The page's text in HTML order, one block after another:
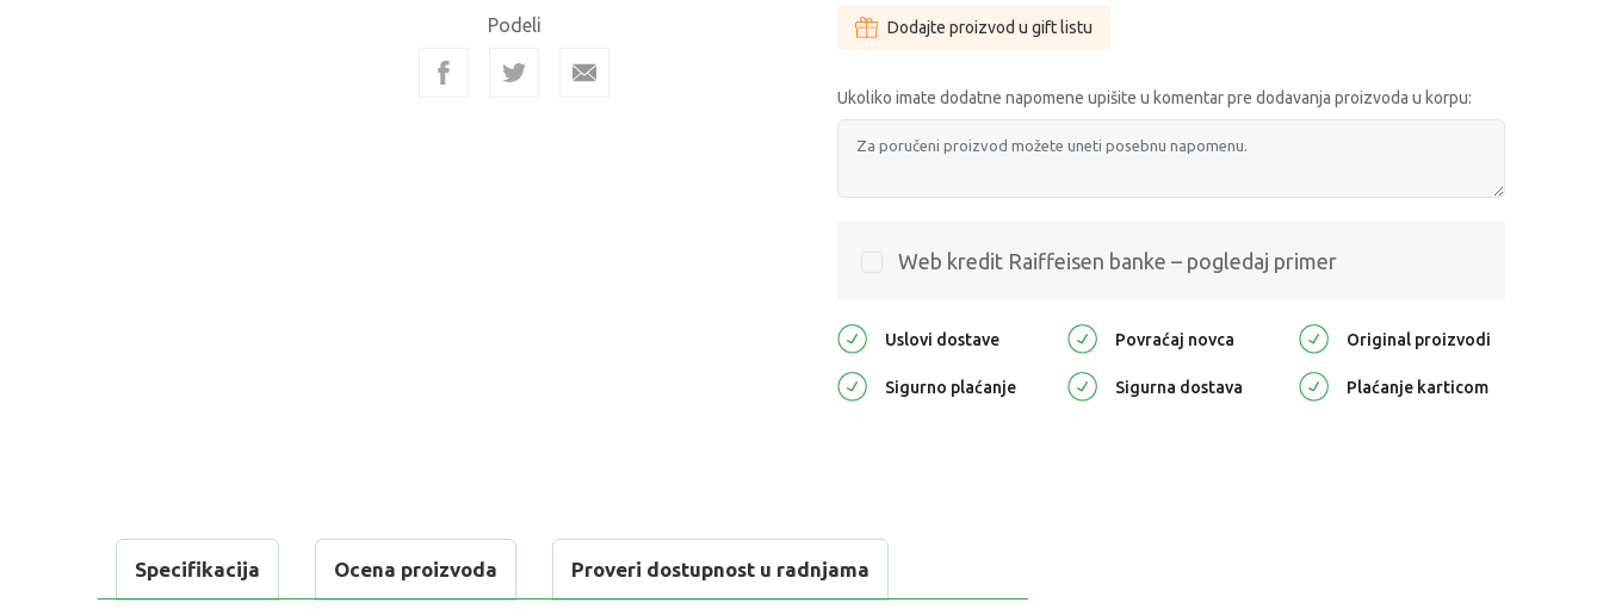
Podeli Dodajte proizvod u gift listu
Ukoliko imate dodatne napomene upišite u komentar pre dodavanja proizvoda u korpu:
Web kredit Raiffeisen banke – pogledaj primer
Uslovi dostave Povraćaj novca Original proizvodi
Sigurno plaćanje Sigurna dostava Plaćanje karticom
Specifikacija Ocena proizvoda Proveri dostupnost u radnjama